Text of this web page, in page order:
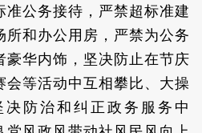
准公务接待，严禁超标准建
所和办公用房，严禁为公务
豪华内饰，坚决防止在节庆
会等活动中互相攀比、大操
防治和纠正政务服务中